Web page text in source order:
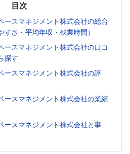
目次
ースマネジメント株式会社の総合
さ・平均年収・残業時間）
ースマネジメント株式会社の口コ
探す
ースマネジメント株式会社の評
ースマネジメント株式会社の業績
ースマネジメント株式会社と事